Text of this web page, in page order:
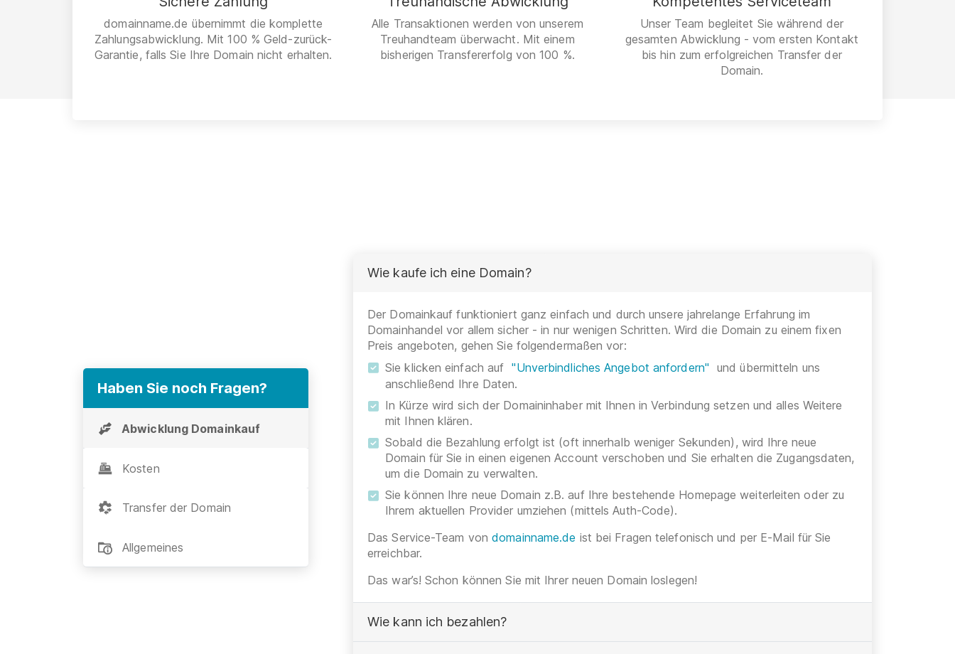
domainname.de übernimmt die komplette
Zahlungsabwicklung. Mit 100 % Geld-zurück-
Garantie, falls Sie Ihre Domain nicht erhalten.
Alle Transaktionen werden von unserem
Treuhandteam überwacht. Mit einem
bisherigen Transfererfolg von 100 %.
Unser Team begleitet Sie während der
gesamten Abwicklung - vom ersten Kontakt
bis hin zum erfolgreichen Transfer der
Domain.
Haben Sie noch Fragen?
Abwicklung Domainkauf
Kosten
Transfer der Domain
Allgemeines
Wie kaufe ich eine Domain?
Der Domainkauf funktioniert ganz einfach und durch unsere jahrelange Erfahrung im
Domainhandel vor allem sicher - in nur wenigen Schritten. Wird die Domain zu einem fixen
Preis angeboten, gehen Sie folgendermaßen vor:
Sie klicken einfach auf "Unverbindliches Angebot anfordern" und übermitteln uns
anschließend Ihre Daten.
In Kürze wird sich der Domaininhaber mit Ihnen in Verbindung setzen und alles Weitere
mit Ihnen klären.
Sobald die Bezahlung erfolgt ist (oft innerhalb weniger Sekunden), wird Ihre neue
Domain für Sie in einen eigenen Account verschoben und Sie erhalten die Zugangsdaten,
um die Domain zu verwalten.
Sie können Ihre neue Domain z.B. auf Ihre bestehende Homepage weiterleiten oder zu
Ihrem aktuellen Provider umziehen (mittels Auth-Code).
Das Service-Team vondomainname.de ist bei Fragen telefonisch und per E-Mail für Sie
erreichbar.
Das war’s! Schon können Sie mit Ihrer neuen Domain loslegen!
Wie kann ich bezahlen?